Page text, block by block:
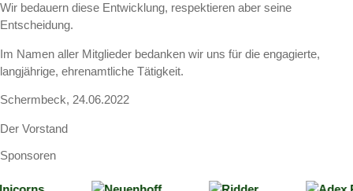
Wir bedauern diese Entwicklung, respektieren aber seine
Entscheidung.
Im Namen aller Mitglieder bedanken wir uns für die engagierte,
langjährige, ehrenamtliche Tätigkeit.
Schermbeck, 24.06.2022
Der Vorstand
Sponsoren